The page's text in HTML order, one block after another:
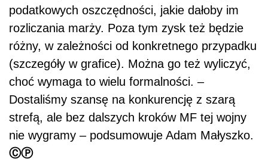
podatkowych oszczędności, jakie dałoby im
rozliczania marży. Poza tym zysk też będzie
różny, w zależności od konkretnego przypadku
(szczegóły w grafice). Można go też wyliczyć,
choć wymaga to wielu formalności. –
Dostaliśmy szansę na konkurencję z szarą
strefą, ale bez dalszych kroków MF tej wojny
nie wygramy – podsumowuje Adam Małyszko.
ⒸⓅ